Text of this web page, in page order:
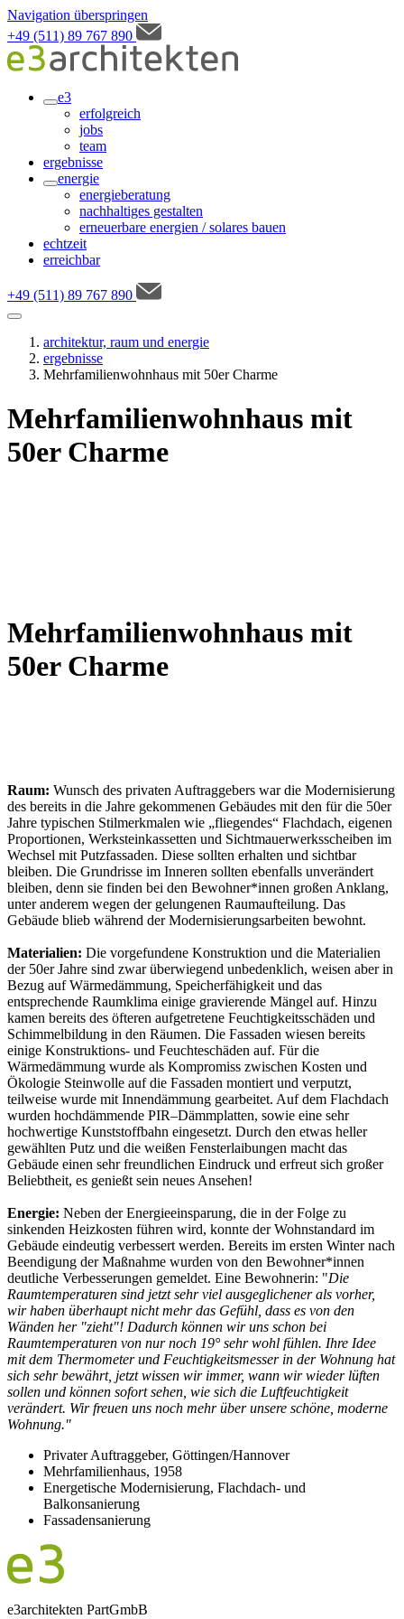
Navigation überspringen
+49 (511) 89 767 890
e3
erfolgreich
jobs
team
ergebnisse
energie
energieberatung
nachhaltiges gestalten
erneuerbare energien / solares bauen
echtzeit
erreichbar
+49 (511) 89 767 890
architektur, raum und energie
ergebnisse
Mehrfamilienwohnhaus mit 50er Charme
Mehrfamilienwohnhaus mit
50er Charme
Mehrfamilienwohnhaus mit
50er Charme
Raum: Wunsch des privaten Auftraggebers war die Modernisierung
des bereits in die Jahre gekommenen Gebäudes mit den für die 50er
Jahre typischen Stilmerkmalen wie „fliegendes“ Flachdach, eigenen
Proportionen, Werksteinkassetten und Sichtmauerwerksscheiben im
Wechsel mit Putzfassaden. Diese sollten erhalten und sichtbar
bleiben. Die Grundrisse im Inneren sollten ebenfalls unverändert
bleiben, denn sie finden bei den Bewohner*innen großen Anklang,
unter anderem wegen der gelungenen Raumaufteilung. Das
Gebäude blieb während der Modernisierungsarbeiten bewohnt.
Materialien: Die vorgefundene Konstruktion und die Materialien
der 50er Jahre sind zwar überwiegend unbedenklich, weisen aber in
Bezug auf Wärmedämmung, Speicherfähigkeit und das
entsprechende Raumklima einige gravierende Mängel auf. Hinzu
kamen bereits des öfteren aufgetretene Feuchtigkeitsschäden und
Schimmelbildung in den Räumen. Die Fassaden wiesen bereits
einige Konstruktions- und Feuchteschäden auf. Für die
Wärmedämmung wurde als Kompromiss zwischen Kosten und
Ökologie Steinwolle auf die Fassaden montiert und verputzt,
teilweise wurde mit Innendämmung gearbeitet. Auf dem Flachdach
wurden hochdämmende PIR–Dämmplatten, sowie eine sehr
hochwertige Kunststoffbahn eingesetzt. Durch den etwas heller
gewählten Putz und die weißen Fensterlaibungen macht das
Gebäude einen sehr freundlichen Eindruck und erfreut sich großer
Beliebtheit, es genießt sein neues Ansehen!
Energie: Neben der Energieeinsparung, die in der Folge zu
sinkenden Heizkosten führen wird, konnte der Wohnstandard im
Gebäude eindeutig verbessert werden. Bereits im ersten Winter nach
Beendigung der Maßnahme wurden von den Bewohner*innen
deutliche Verbesserungen gemeldet. Eine Bewohnerin: "Die
Raumtemperaturen sind jetzt sehr viel ausgeglichener als vorher,
wir haben überhaupt nicht mehr das Gefühl, dass es von den
Wänden her "zieht"! Dadurch können wir uns schon bei
Raumtemperaturen von nur noch 19° sehr wohl fühlen. Ihre Idee
mit dem Thermometer und Feuchtigkeitsmesser in der Wohnung hat
sich sehr bewährt, jetzt wissen wir immer, wann wir wieder lüften
sollen und können sofort sehen, wie sich die Luftfeuchtigkeit
verändert. Wir freuen uns noch mehr über unsere schöne, moderne
Wohnung."
Privater Auftraggeber, Göttingen/Hannover
Mehrfamilienhaus, 1958
Energetische Modernisierung, Flachdach- und
Balkonsanierung
Fassadensanierung
e3architekten PartGmbB